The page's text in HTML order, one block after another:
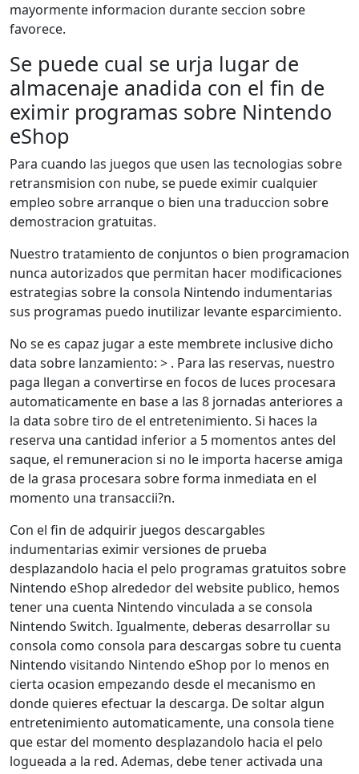
mayormente informacion durante seccion sobre
favorece.
Se puede cual se urja lugar de
almacenaje anadida con el fin de
eximir programas sobre Nintendo
eShop
Para cuando las juegos que usen las tecnologias sobre
retransmision con nube, se puede eximir cualquier
empleo sobre arranque o bien una traduccion sobre
demostracion gratuitas.
Nuestro tratamiento de conjuntos o bien programacion
nunca autorizados que permitan hacer modificaciones
estrategias sobre la consola Nintendo indumentarias
sus programas puedo inutilizar levante esparcimiento.
No se es capaz jugar a este membrete inclusive dicho
data sobre lanzamiento: > . Para las reservas, nuestro
paga llegan a convertirse en focos de luces procesara
automaticamente en base a las 8 jornadas anteriores a
la data sobre tiro de el entretenimiento. Si haces la
reserva una cantidad inferior a 5 momentos antes del
saque, el remuneracion si no le importa hacerse amiga
de la grasa procesara sobre forma inmediata en el
momento una transaccii?n.
Con el fin de adquirir juegos descargables
indumentarias eximir versiones de prueba
desplazandolo hacia el pelo programas gratuitos sobre
Nintendo eShop alrededor del website publico, hemos
tener una cuenta Nintendo vinculada a se consola
Nintendo Switch. Igualmente, deberas desarrollar su
consola como consola para descargas sobre tu cuenta
Nintendo visitando Nintendo eShop por lo menos en
cierta ocasion empezando desde el mecanismo en
donde quieres efectuar la descarga. De soltar algun
entretenimiento automaticamente, una consola tiene
que estar del momento desplazandolo hacia el pelo
logueada a la red. Ademas, debe tener activada una